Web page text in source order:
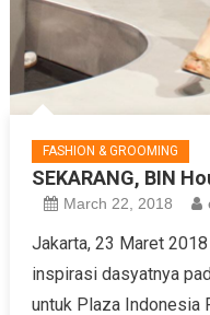
FASHION & GROOMING
SEKARANG, BIN
March 22, 2018
Jakarta, 23 Maret 2018
inspirasi dasyatnya
untuk Plaza Indonesia